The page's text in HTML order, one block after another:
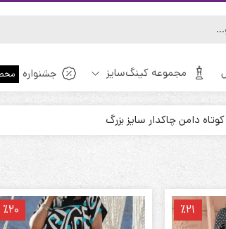
مجموعه کینگ‌سایز جشنواره
دامن چاکدار سایز بزرگ
٪21 ٪20